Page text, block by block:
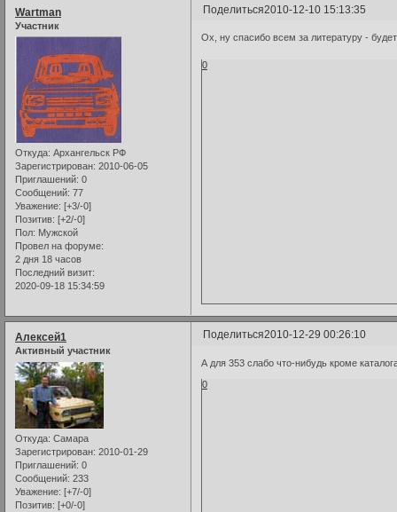
Поделиться2010-12-10 15:13:35
Wartman
Участник
Откуда: Архангельск РФ
Зарегистрирован: 2010-06-05
Приглашений: 0
Сообщений: 77
Уважение: [+3/-0]
Позитив: [+2/-0]
Пол: Мужской
Провел на форуме:
2 дня 18 часов
Последний визит:
2020-09-18 15:34:59
Ох, ну спасибо всем за литературу -
0
Поделиться2010-12-29 00:26:10
Алексей1
Активный участник
Откуда: Самара
Зарегистрирован: 2010-01-29
Приглашений: 0
Сообщений: 233
Уважение: [+7/-0]
Позитив: [+0/-0]
А для 353 слабо что-нибудь кроме
0